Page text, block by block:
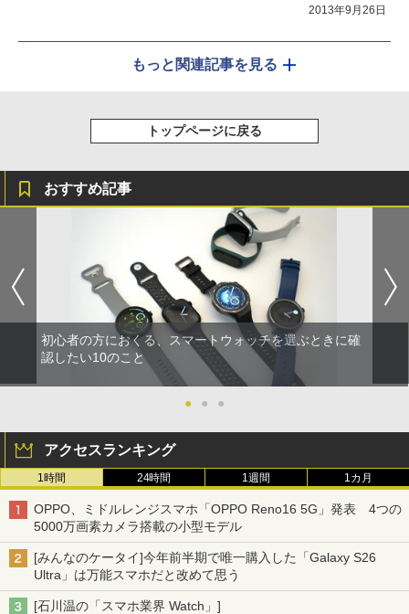
2013年9月26日
もっと関連記事を見る
トップページに戻る
おすすめ記事
初心者の方におくる、スマートウォッチを選ぶときに確
認したい10のこと
● ● ●
アクセスランキング
1時間 24時間 1週間 1カ月
OPPO、ミドルレンジスマホ「OPPO Reno16 5G」発表 4つの
5000万画素カメラ搭載の小型モデル
[みんなのケータイ]今年前半期で唯一購入した「Galaxy S26
Ultra」は万能スマホだと改めて思う
[石川温の「スマホ業界 Watch」]